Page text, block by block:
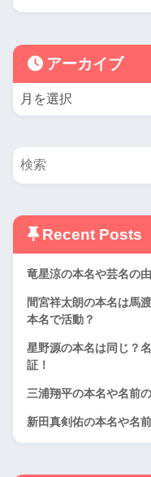
アーカイブ
Recent Posts
竜星涼の本名や芸名の
間宮祥太朗の本名は馬
本名で活動？
星野源の本名は同じ？
証！
三浦翔平の本名や名前
新田真剣佑の本名や名